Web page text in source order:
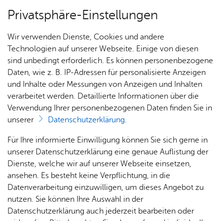
Über­sicht Bür­ger & Stadt
Rat­
haus &
Bür­
ger­
ser­vice
Rat­
häu­ser
Nach­
rich­
ten,
Vi­de­os
& Bil­
der
Me­di­
Jobs
Stel­
len­an­
ge­bo­te
Aus­bil­
dung &
Stu­di­
Bauen
& Um­
welt
Geo­
da­ten
Ge­
sund­
heit &
kum
Dienst­leis­tun­gen A–Z
Vor­le­sen
Ein Bür­ger­be­geh­ren ein­rei­
chen
Möchten Sie erreichen, dass in Ihrer Gemeinde zu einer
bestimmten Angelegenheit ein Bürgerentscheid
durchgeführt wird?
Privatsphäre-Einstellungen
Wir verwenden Dienste, Cookies und andere
Technologien auf unserer Webseite. Einige von diesen
sind unbedingt erforderlich. Es können personenbezogene
Daten, wie z. B. IP-Adressen für personalisierte Anzeigen
und Inhalte oder Messungen von Anzeigen und Inhalten
verarbeitet werden. Detaillierte Informationen über die
Verwendung Ihrer personenbezogenen Daten finden Sie in
unserer
Datenschutzerklärung.
Für Ihre informierte Einwilligung können Sie sich gerne in
unserer Datenschutzerklärung eine genaue Auflistung der
Dienste, welche wir auf unserer Webseite einsetzen,
ansehen. Es besteht keine Verpflichtung, in die
Datenverarbeitung einzuwilligen, um dieses Angebot zu
nutzen. Sie können Ihre Auswahl in der
Datenschutzerklärung auch jederzeit bearbeiten oder